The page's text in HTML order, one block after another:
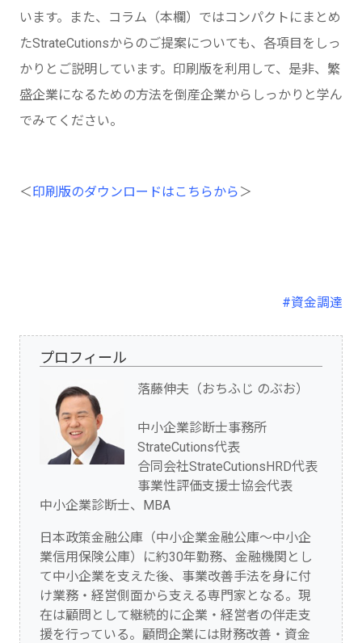
います。また、コラム（本欄）ではコンパクトにまとめ
たStrateCutionsからのご提案についても、各項目をしっ
かりとご説明しています。印刷版を利用して、是非、繁
盛企業になるための方法を倒産企業からしっかりと学ん
でみてください。
＜印刷版のダウンロードはこちらから ＞
#資金調達
プロフィール
落藤伸夫（おちふじ のぶお）
中小企業診断士事務所
StrateCutions代表
合同会社StrateCutionsHRD代表
事業性評価支援士協会代表
中小企業診断士、MBA
日本政策金融公庫（中小企業金融公庫～中小企
業信用保険公庫）に約30年勤務、金融機関とし
て中小企業を支えた後、事業改善手法を身に付
け業務・経営側面から支える専門家となる。現
在は顧問として継続的に企業・経営者の伴走支
援を行っている。顧問企業には財務改善・資金